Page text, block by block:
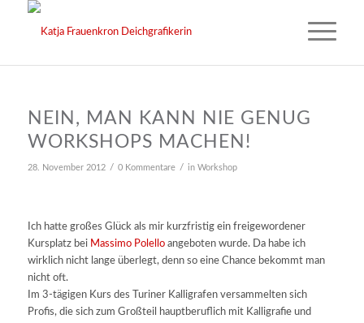
NEIN, MAN KANN NIE GENUG
WORKSHOPS MACHEN!
28. November 2012 / 0 Kommentare / in Workshop
Ich hatte großes Glück als mir kurzfristig ein freigewordener
Kursplatz bei Massimo Polelloangeboten wurde. Da habe ich
wirklich nicht lange überlegt, denn so eine Chance bekommt man
nicht oft.
Im 3-tägigen Kurs des Turiner Kalligrafen versammelten sich
Profis, die sich zum Großteil hauptberuflich mit Kalligrafie und